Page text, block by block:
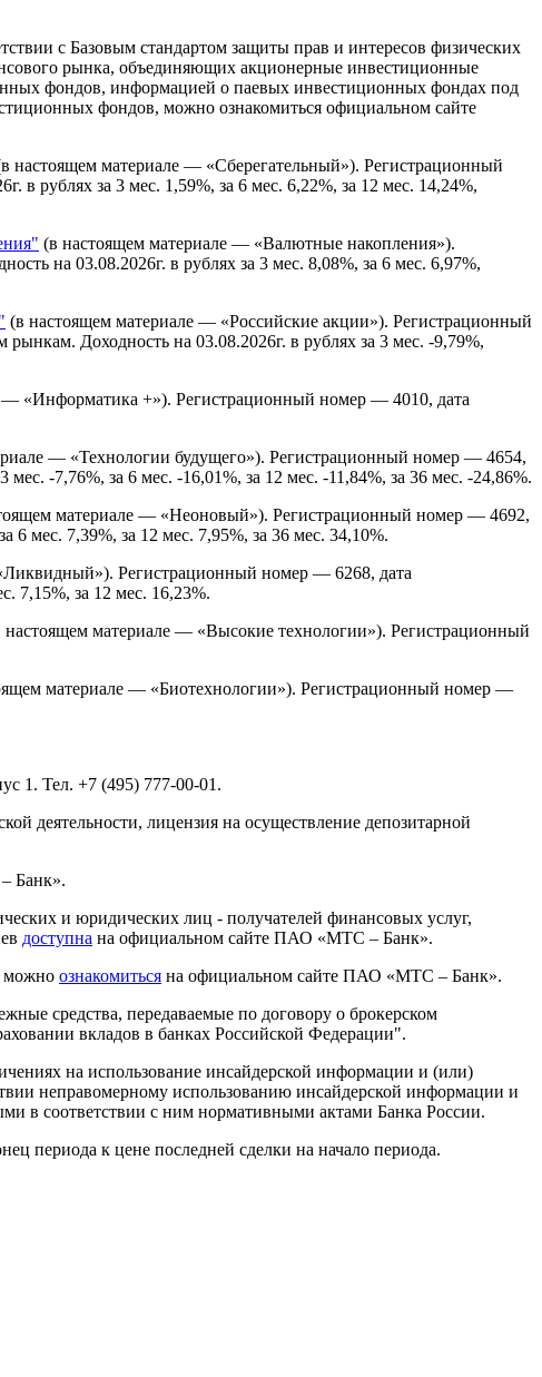
с Базовым стандартом защиты прав и интересов физических
рынка, объединяющих акционерные инвестиционные
фондов, информацией о паевых инвестиционных фондах под
фондов, можно ознакомиться официальном сайте
настоящем материале — «Сберегательный»). Регистрационный
рублях за 3 мес. 1,59%, за 6 мес. 6,22%, за 12 мес. 14,24%,
(в настоящем материале — «Валютные накопления»).
на 03.08.2026г. в рублях за 3 мес. 8,08%, за 6 мес. 6,97%,
(в настоящем материале — «Российские акции»). Регистрационный
Доходность на 03.08.2026г. в рублях за 3 мес. -9,79%,
— «Информатика +»). Регистрационный номер — 4010, дата
— «Технологии будущего»). Регистрационный номер — 4654,
-7,76%, за 6 мес. -16,01%, за 12 мес. -11,84%, за 36 мес. -24,86%.
материале — «Неоновый»). Регистрационный номер — 4692,
мес. 7,39%, за 12 мес. 7,95%, за 36 мес. 34,10%.
Регистрационный номер — 6268, дата
7,15%, за 12 мес. 16,23%.
настоящем материале — «Высокие технологии»). Регистрационный
материале — «Биотехнологии»). Регистрационный номер —
1. Тел. +7 (495) 777-00-01.
деятельности, лицензия на осуществление депозитарной
Банк».
и юридических лиц - получателей финансовых услуг,
доступна на официальном сайте ПАО «МТС – Банк».
можно ознакомиться на официальном сайте ПАО «МТС – Банк».
средства, передаваемые по договору о брокерском
вкладов в банках Российской Федерации".
на использование инсайдерской информации и (или)
неправомерному использованию инсайдерской информации и
в соответствии с ним нормативными актами Банка России.
периода к цене последней сделки на начало периода.